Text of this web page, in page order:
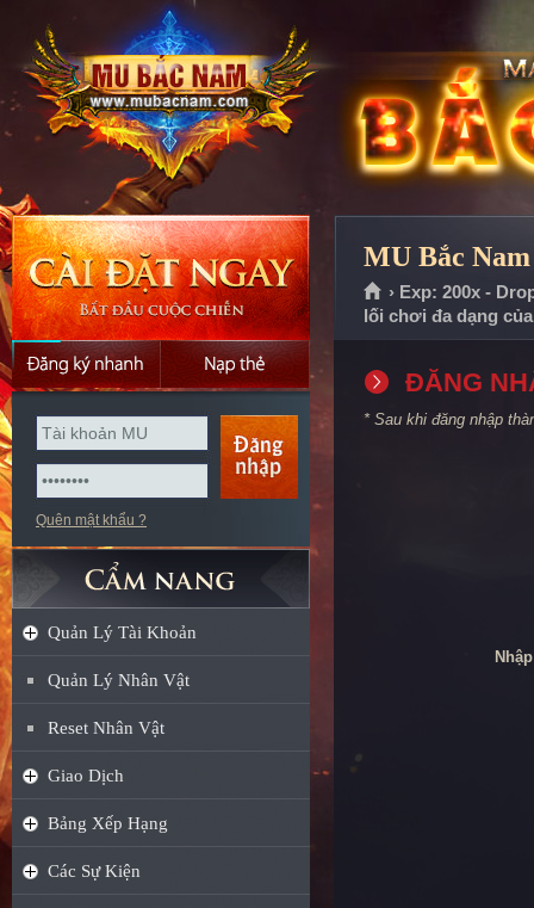
Quên mật khẩu ?
Quản Lý Tài Khoản
Quản Lý Nhân Vật
Reset Nhân Vật
Giao Dịch
Bảng Xếp Hạng
Các Sự Kiện
MU Bắc
› Exp: 200x -
lối chơi đa dạng
ĐĂNG
* Sau khi đăng nhập